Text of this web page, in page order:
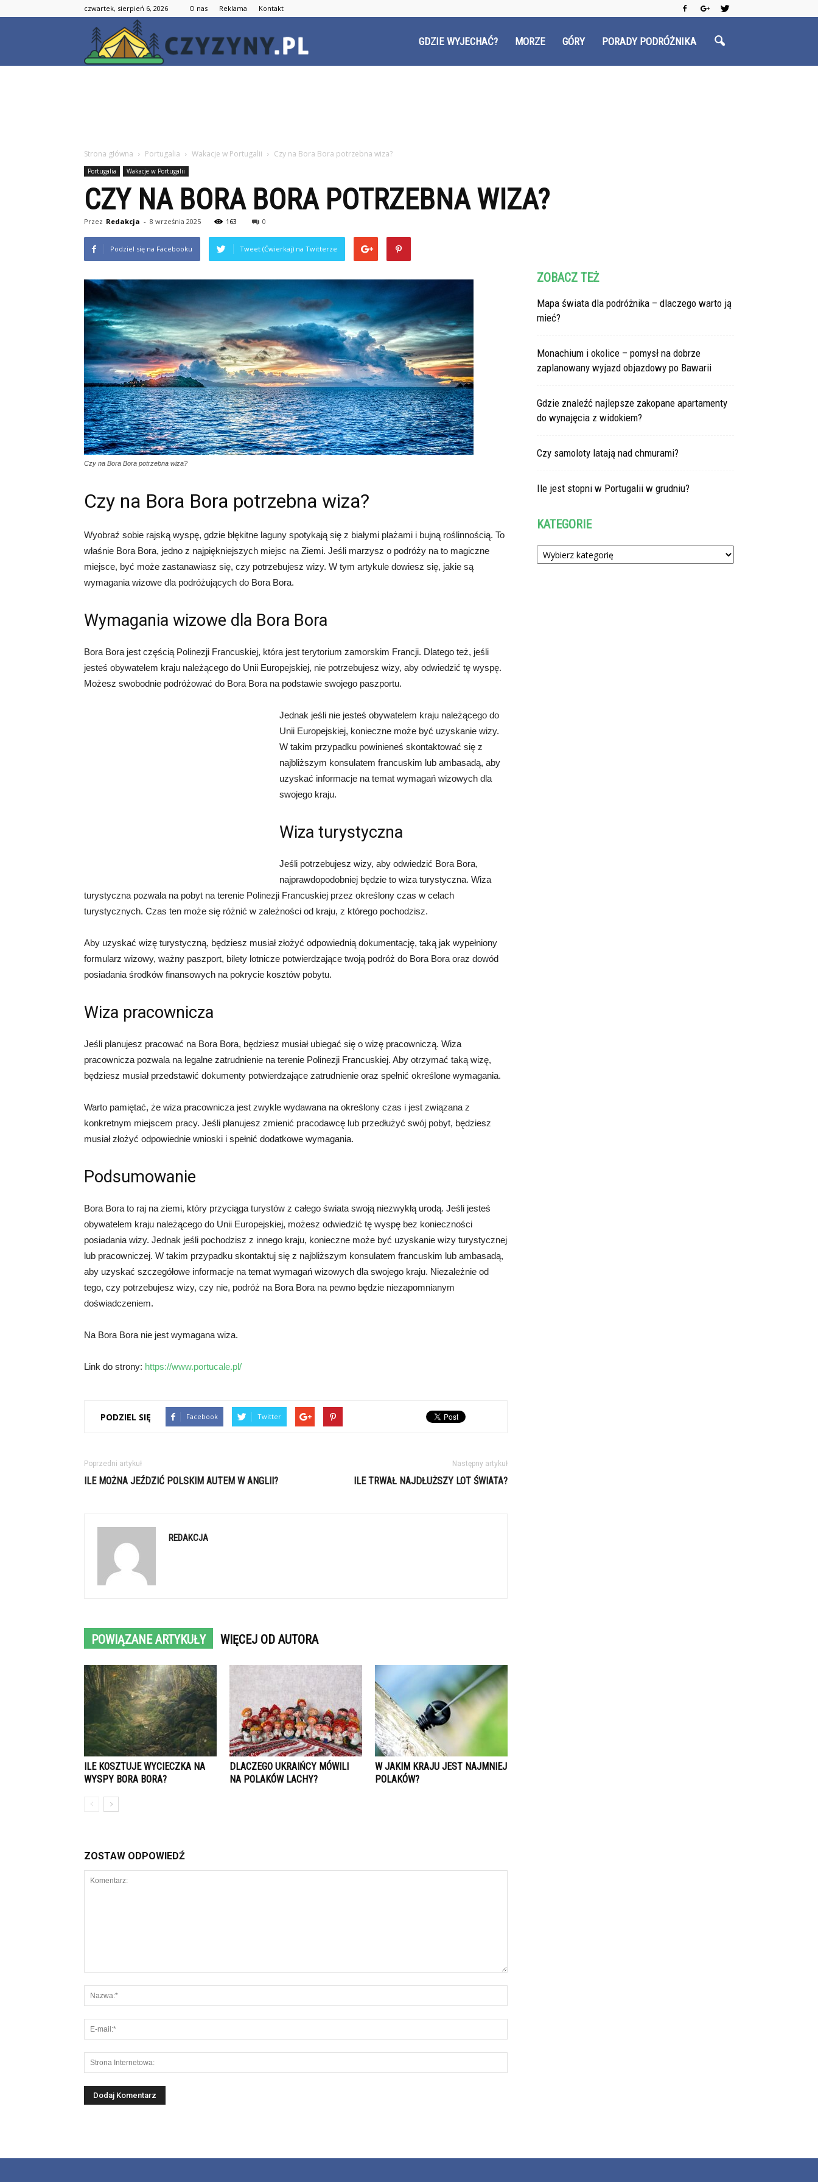
czwartek, sierpień 6, 2026 O nas Reklama Kontakt
GDZIE WYJECHAĆ? MORZE GÓRY PORADY PODRÓŻNIKA
Strona główna Portugalia Wakacje w Portugalii Czy na Bora Bora potrzebna wiza?
Portugalia Wakacje w Portugalii
CZY NA BORA BORA POTRZEBNA WIZA?
Przez Redakcja - 8 września 2025 163 0
Podziel się na Facebooku Tweet (Ćwierkaj) na Twitterze
Czy na Bora Bora potrzebna wiza?
Czy na Bora Bora potrzebna wiza?
Wyobraź sobie rajską wyspę, gdzie błękitne laguny spotykają się z białymi plażami i bujną roślinnością. To
właśnie Bora Bora, jedno z najpiękniejszych miejsc na Ziemi. Jeśli marzysz o podróży na to magiczne
miejsce, być może zastanawiasz się, czy potrzebujesz wizy. W tym artykule dowiesz się, jakie są
wymagania wizowe dla podróżujących do Bora Bora.
Wymagania wizowe dla Bora Bora
Bora Bora jest częścią Polinezji Francuskiej, która jest terytorium zamorskim Francji. Dlatego też, jeśli
jesteś obywatelem kraju należącego do Unii Europejskiej, nie potrzebujesz wizy, aby odwiedzić tę wyspę.
Możesz swobodnie podróżować do Bora Bora na podstawie swojego paszportu.
Jednak jeśli nie jesteś obywatelem kraju należącego do
Unii Europejskiej, konieczne może być uzyskanie wizy.
W takim przypadku powinieneś skontaktować się z
najbliższym konsulatem francuskim lub ambasadą, aby
uzyskać informacje na temat wymagań wizowych dla
swojego kraju.
Wiza turystyczna
Jeśli potrzebujesz wizy, aby odwiedzić Bora Bora,
najprawdopodobniej będzie to wiza turystyczna. Wiza
turystyczna pozwala na pobyt na terenie Polinezji Francuskiej przez określony czas w celach
turystycznych. Czas ten może się różnić w zależności od kraju, z którego pochodzisz.
Aby uzyskać wizę turystyczną, będziesz musiał złożyć odpowiednią dokumentację, taką jak wypełniony
formularz wizowy, ważny paszport, bilety lotnicze potwierdzające twoją podróż do Bora Bora oraz dowód
posiadania środków finansowych na pokrycie kosztów pobytu.
Wiza pracownicza
Jeśli planujesz pracować na Bora Bora, będziesz musiał ubiegać się o wizę pracowniczą. Wiza
pracownicza pozwala na legalne zatrudnienie na terenie Polinezji Francuskiej. Aby otrzymać taką wizę,
będziesz musiał przedstawić dokumenty potwierdzające zatrudnienie oraz spełnić określone wymagania.
Warto pamiętać, że wiza pracownicza jest zwykle wydawana na określony czas i jest związana z
konkretnym miejscem pracy. Jeśli planujesz zmienić pracodawcę lub przedłużyć swój pobyt, będziesz
musiał złożyć odpowiednie wnioski i spełnić dodatkowe wymagania.
Podsumowanie
Bora Bora to raj na ziemi, który przyciąga turystów z całego świata swoją niezwykłą urodą. Jeśli jesteś
obywatelem kraju należącego do Unii Europejskiej, możesz odwiedzić tę wyspę bez konieczności
posiadania wizy. Jednak jeśli pochodzisz z innego kraju, konieczne może być uzyskanie wizy turystycznej
lub pracowniczej. W takim przypadku skontaktuj się z najbliższym konsulatem francuskim lub ambasadą,
aby uzyskać szczegółowe informacje na temat wymagań wizowych dla swojego kraju. Niezależnie od
tego, czy potrzebujesz wizy, czy nie, podróż na Bora Bora na pewno będzie niezapomnianym
doświadczeniem.
Na Bora Bora nie jest wymagana wiza.
Link do strony: https://www.portucale.pl/
PODZIEL SIĘ Facebook Twitter
Poprzedni artykuł
ILE MOŻNA JEŹDZIĆ POLSKIM AUTEM W ANGLII?
Następny artykuł
ILE TRWAŁ NAJDŁUŻSZY LOT ŚWIATA?
REDAKCJA
POWIĄZANE ARTYKUŁY WIĘCEJ OD AUTORA
ILE KOSZTUJE WYCIECZKA NA
WYSPY BORA BORA?
DLACZEGO UKRAIŃCY MÓWILI
NA POLAKÓW LACHY?
W JAKIM KRAJU JEST NAJMNIEJ
POLAKÓW?
ZOSTAW ODPOWIEDŹ
ZOBACZ TEŻ
Mapa świata dla podróżnika – dlaczego warto ją
mieć?
Monachium i okolice – pomysł na dobrze
zaplanowany wyjazd objazdowy po Bawarii
Gdzie znaleźć najlepsze zakopane apartamenty
do wynajęcia z widokiem?
Czy samoloty latają nad chmurami?
Ile jest stopni w Portugalii w grudniu?
KATEGORIE
Kategorie